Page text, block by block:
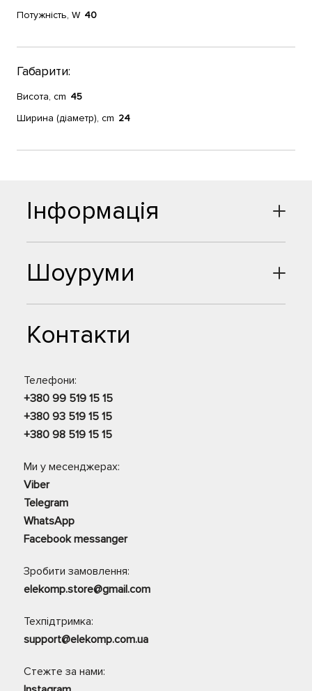
Потужність, W 40
Габарити:
Висота, cm 45
Ширина (діаметр), cm 24
Шоуруми
Контакти
Телефони:
+380 99 519 15 15
+380 93 519 15 15
+380 98 519 15 15
Ми у месенджерах:
Viber
Telegram
WhatsApp
Facebook messanger
Зробити замовлення:
elekomp.store@gmail.com
Техпідтримка:
support@elekomp.com.ua
Стежте за нами:
Інформація